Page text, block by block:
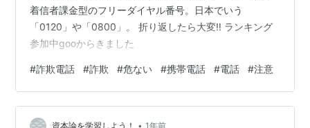
着信者課金型のフリーダイヤル番号。日本でいう
「0120」や「0800」。 折り返したら大変‼️ ランキング
参加中gooからきました
#詐欺電話 #詐欺 #危ない #携帯電話 #電話 #注意
資本論を学習しよう！ • 1年前